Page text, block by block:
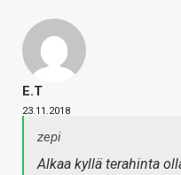
E.T
23.11.2018
zepi
Alkaa kyllä terahinta